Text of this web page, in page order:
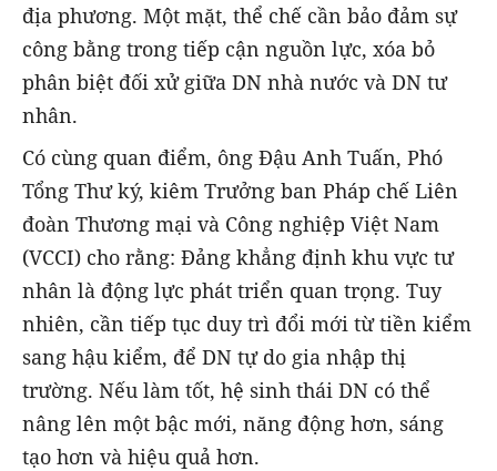
địa phương. Một mặt, thể chế cần bảo đảm sự
công bằng trong tiếp cận nguồn lực, xóa bỏ
phân biệt đối xử giữa DN nhà nước và DN tư
nhân.
Có cùng quan điểm, ông Đậu Anh Tuấn, Phó
Tổng Thư ký, kiêm Trưởng ban Pháp chế Liên
đoàn Thương mại và Công nghiệp Việt Nam
(VCCI) cho rằng: Đảng khẳng định khu vực tư
nhân là động lực phát triển quan trọng. Tuy
nhiên, cần tiếp tục duy trì đổi mới từ tiền kiểm
sang hậu kiểm, để DN tự do gia nhập thị
trường. Nếu làm tốt, hệ sinh thái DN có thể
nâng lên một bậc mới, năng động hơn, sáng
tạo hơn và hiệu quả hơn.